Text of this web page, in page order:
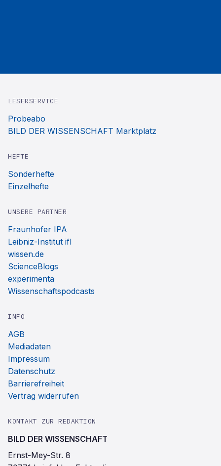
LESERSERVICE
Probeabo
BILD DER WISSENSCHAFT Marktplatz
HEFTE
Sonderhefte
Einzelhefte
UNSERE PARTNER
Fraunhofer IPA
Leibniz-Institut ifl
wissen.de
ScienceBlogs
experimenta
Wissenschaftspodcasts
INFO
AGB
Mediadaten
Impressum
Datenschutz
Barrierefreiheit
Vertrag widerrufen
KONTAKT ZUR REDAKTION
BILD DER WISSENSCHAFT
Ernst-Mey-Str. 8